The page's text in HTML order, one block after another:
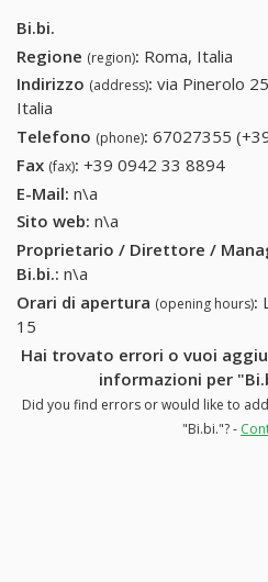
Bi.bi.
Regione (region): Roma, Italia
Indirizzo (address): via Pinerolo
Italia
Telefono (phone): 67027355
Fax (fax): +39 0942 33 8894
E-Mail: n\a
Sito web: n\a
Proprietario / Direttore /
Bi.bi.: n\a
Orari di apertura (opening hours):
15
Hai trovato errori o vuoi
informazioni per
Did you find errors or would like to
"Bi.bi."? -